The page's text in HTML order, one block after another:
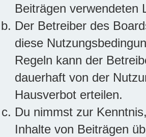
Beiträgen verwendeten
Der Betreiber des
diese
Regeln kann der
dauerhaft von der
Hausverbot erteilen.
Du nimmst zur
Inhalte von Beiträgen